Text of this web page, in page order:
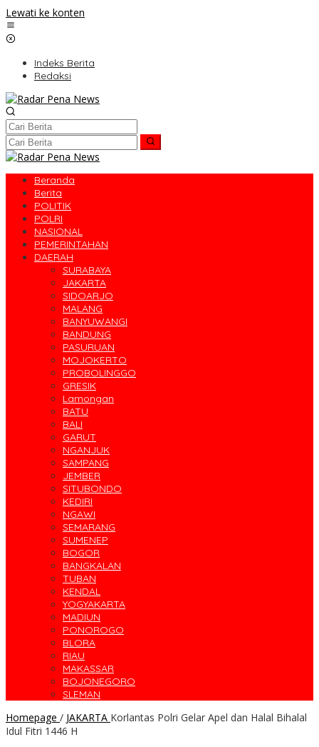
Lewati ke konten
Indeks Berita
Redaksi
Beranda
Berita
POLITIK
POLRI
NASIONAL
PEMERINTAHAN
DAERAH
SURABAYA
JAKARTA
SIDOARJO
MALANG
BANYUWANGI
BANDUNG
PASURUAN
MOJOKERTO
PROBOLINGGO
GRESIK
Lamongan
BATU
BALI
GARUT
NGANJUK
SAMPANG
JEMBER
SITUBONDO
KEDIRI
NGAWI
SEMARANG
SUMENEP
BOGOR
BANGKALAN
TUBAN
KENDAL
YOGYAKARTA
MADIUN
PONOROGO
BLORA
RIAU
MAKASSAR
BOJONEGORO
SLEMAN
Homepage / JAKARTA Korlantas Polri Gelar Apel dan Halal Bihalal
Idul Fitri 1446 H